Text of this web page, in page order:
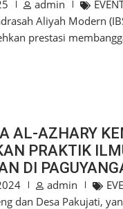
admin
Aliyah Modern
prestasi
AL-AZHARY
PRAKTIK
DI
admin
dan Desa Pakujati,